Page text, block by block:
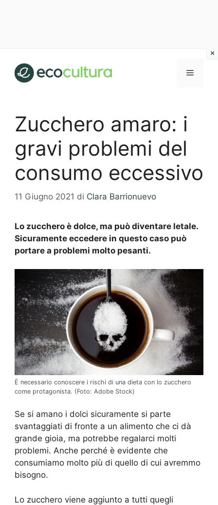
contenuto
MENU
Zucchero amaro: i
gravi problemi del
consumo eccessivo
11 Giugno 2021 di Clara Barrionuevo
Lo zucchero è dolce, ma può diventare letale.
Sicuramente eccedere in questo caso può
portare a problemi molto pesanti.
È necessario conoscere i rischi di una dieta con lo zucchero
come protagonista. (Foto: Adobe Stock)
Se si amano i dolci sicuramente si parte
svantaggiati di fronte a un alimento che ci dà
grande gioia, ma potrebbe regalarci molti
problemi. Anche perché è evidente che
consumiamo molto più di quello di cui avremmo
bisogno.
Lo zucchero viene aggiunto a tutti quegli